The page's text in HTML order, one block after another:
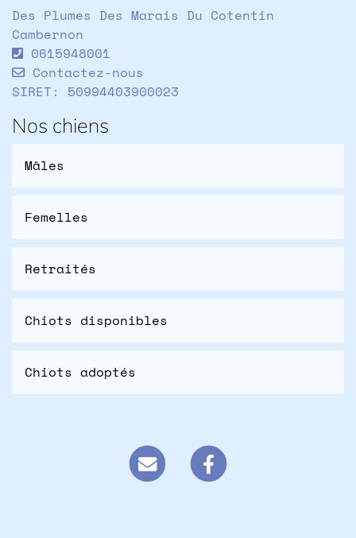
Des Plumes Des Marais Du Cotentin
Cambernon
0615948001
Contactez-nous
SIRET: 50994403900023
Nos chiens
Mâles
Femelles
Retraités
Chiots disponibles
Chiots adoptés